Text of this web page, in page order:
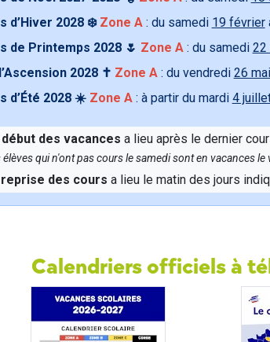
d’Hiver 2028 ❄️ Zone A: du samedi 19 février
de Printemps 2028 🌷 Zone A: du samedi 22
2028 ✝️ Zone A: du vendredi 26 mai
d’Été 2028 ☀️ Zone A: à partir du mardi 4
début des vacances a lieu après le dernier
élèves qui n'ont pas cours le samedi sont en vacances
reprise des cours a lieu le matin des jours
Calendriers officiels à